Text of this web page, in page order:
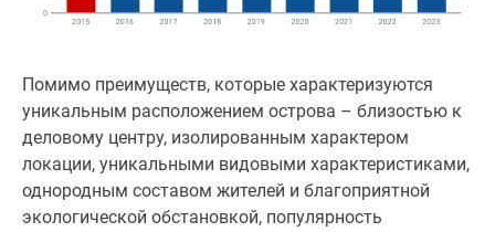
коттеджи
поселки
Санкт-
Петербурге
Коттеджные
поселки
Помимо преимуществ, которые характеризуются
уникальным расположением острова – близостью к
деловому центру, изолированным характером
локации, уникальными видовыми характеристиками,
однородным составом жителей и благоприятной
экологической обстановкой, популярность